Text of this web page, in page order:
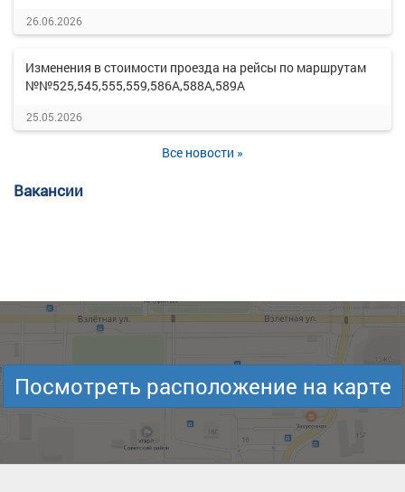
26.06.2026
Изменения в стоимости проезда на рейсы по маршрутам
№№525,545,555,559,586А,588А,589А
25.05.2026
Все новости »
Вакансии
Посмотреть расположение на карте